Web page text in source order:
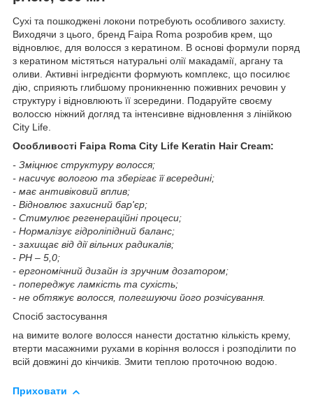
Сухі та пошкоджені локони потребують особливого захисту.
Виходячи з цього, бренд Faipa Roma розробив крем, що
відновлює, для волосся з кератином. В основі формули поряд
з кератином містяться натуральні олії макадамії, аргану та
оливи. Активні інгредієнти формують комплекс, що посилює
дію, сприяють глибшому проникненню поживних речовин у
структуру і відновлюють її зсередини. Подаруйте своєму
волоссю ніжний догляд та інтенсивне відновлення з лінійкою
City Life.
Особливості Faipa Roma City Life Keratin Hair Cream:
- Зміцнює структуру волосся;
- насичує вологою та зберігає її всередині;
- має антивіковий вплив;
- Відновлює захисний бар'єр;
- Стимулює регенераційні процеси;
- Нормалізує гідроліпідний баланс;
- захищає від дії вільних радикалів;
- РН – 5,0;
- ергономічний дизайн із зручним дозатором;
- попереджує ламкість та сухість;
- не обтяжує волосся, полегшуючи його розчісування.
Спосіб застосування
на вимите вологе волосся нанести достатню кількість крему,
втерти масажними рухами в коріння волосся і розподілити по
всій довжині до кінчиків. Змити теплою проточною водою.
Приховати